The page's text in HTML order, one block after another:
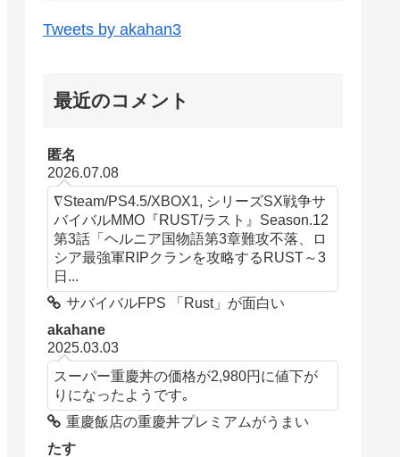
Tweets by akahan3
最近のコメント
匿名
2026.07.08
∇Steam/PS4.5/XBOX1, シリーズSX戦争サ
バイバルMMO『RUST/ラスト』Season.12
第3話「ヘルニア国物語第3章難攻不落、ロ
シア最強軍RIPクランを攻略するRUST～3
日...
サバイバルFPS 「Rust」が面白い
akahane
2025.03.03
スーパー重慶丼の価格が2,980円に値下が
りになったようです｡
重慶飯店の重慶丼プレミアムがうまい
たす